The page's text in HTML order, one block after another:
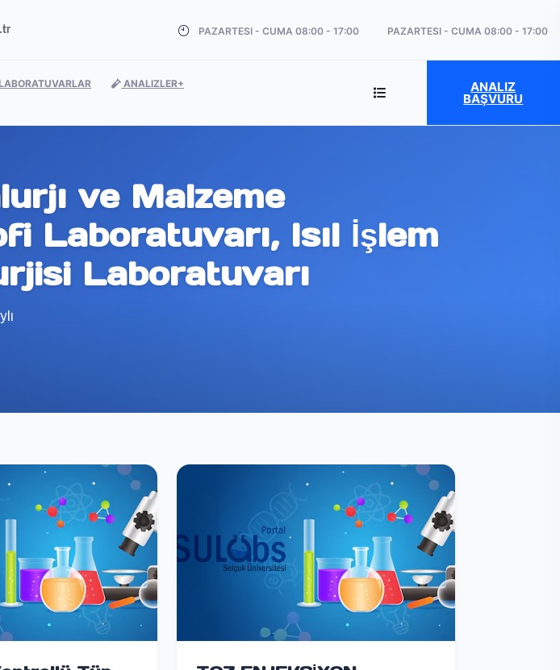
PAZARTESI - CUMA 08:00 - 17:00 PAZARTESI - CUMA 08:00 - 17:00
ANALIZLER ANALIZ
BAŞVURU
ve Malzeme
Laboratuvarı, Isıl İşlem
Laboratuvarı